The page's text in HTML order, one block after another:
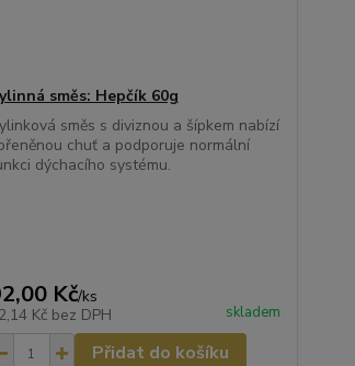
směs: Hepčík 60g
směs s diviznou a šípkem nabízí
chuť a podporuje normální
dýchacího systému.
Kč/ks
Kč bez DPH skladem
Přidat do košíku